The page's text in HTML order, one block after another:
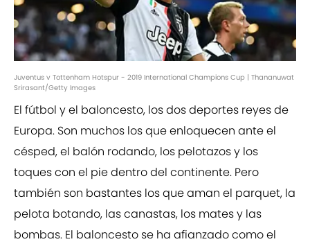
Juventus v Tottenham Hotspur - 2019 International Champions Cup | Thananuwat
Srirasant/Getty Images
El fútbol y el baloncesto, los dos deportes reyes de
Europa. Son muchos los que enloquecen ante el
césped, el balón rodando, los pelotazos y los
toques con el pie dentro del continente. Pero
también son bastantes los que aman el parquet, la
pelota botando, las canastas, los mates y las
bombas. El baloncesto se ha afianzado como el